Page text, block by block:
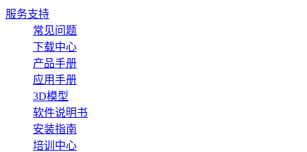
服务支持
常见问题
下载中心
产品手册
应用手册
3D模型
软件说明书
安装指南
培训中心